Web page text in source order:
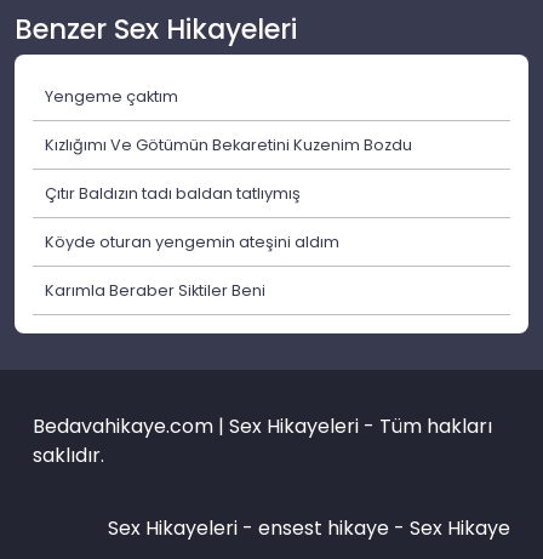
Benzer Sex Hikayeleri
Yengeme çaktım
Kızlığımı Ve Götümün Bekaretini Kuzenim Bozdu
Çıtır Baldızın tadı baldan tatlıymış
Köyde oturan yengemin ateşini aldım
Karımla Beraber Siktiler Beni
Bedavahikaye.com | Sex Hikayeleri - Tüm hakları
saklıdır.
Sex Hikayeleri - ensest hikaye - Sex Hikaye